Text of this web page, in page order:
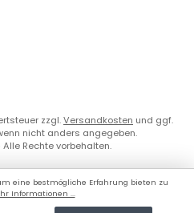
zzgl.Versandkosten und ggf.
nicht anders angegeben.
Rechte vorbehalten.
eine bestmögliche Erfahrung bieten zu
Informationen ...